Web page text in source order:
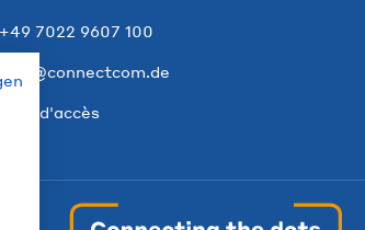
+49 7022 9607 100
info@connectcom.de
Plan d'accès